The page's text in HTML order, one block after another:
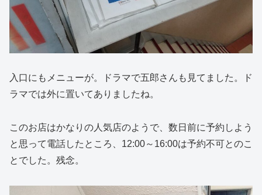
入口にもメニューが。ドラマで五郎さんも見てました。ド
ラマでは外に置いてありましたね。
このお店はかなりの人気店のようで、数日前に予約しよう
と思って電話したところ、12:00～16:00は予約不可とのこ
とでした。残念。